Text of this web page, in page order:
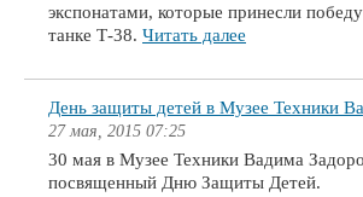
экспонатами, которые принесли
танке Т-38. Читать далее
День защиты детей в Музее Техники
27 мая, 2015 07:25
30 мая в Музее Техники Вадима
посвященный Дню Защиты Детей.